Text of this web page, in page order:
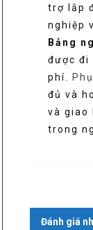
trợ lắp
nghiệp
Bảng
được đi
phí.
đủ và
và giao
trong
Đánh giá